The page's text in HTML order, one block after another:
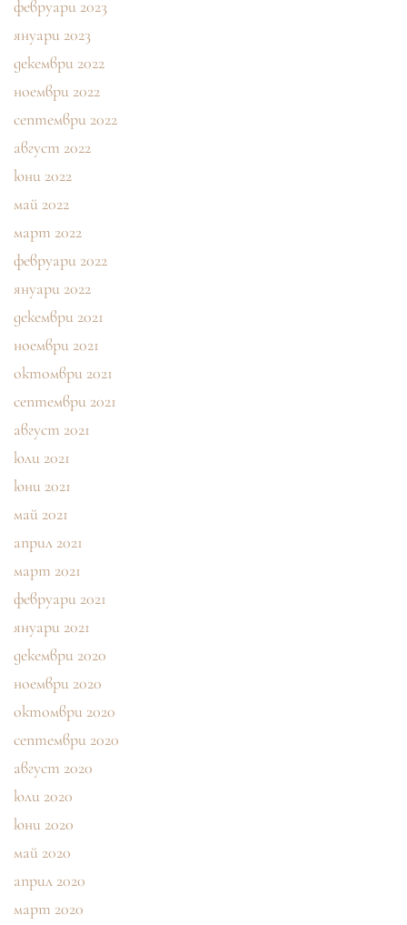
февруари 2023
януари 2023
декември 2022
ноември 2022
септември 2022
август 2022
юни 2022
май 2022
март 2022
февруари 2022
януари 2022
декември 2021
ноември 2021
октомври 2021
септември 2021
август 2021
юли 2021
юни 2021
май 2021
април 2021
март 2021
февруари 2021
януари 2021
декември 2020
ноември 2020
октомври 2020
септември 2020
август 2020
юли 2020
юни 2020
май 2020
април 2020
март 2020